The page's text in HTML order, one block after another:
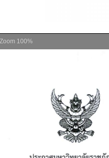
Zoom 100%